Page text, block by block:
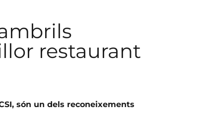
restaurant
són un dels reconeixements